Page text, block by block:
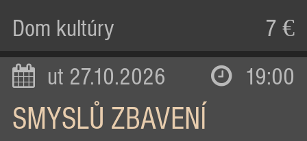
Dom kultúry 7 €
ut 27.10.2026 19:00
SMYSLŮ ZBAVENÍ